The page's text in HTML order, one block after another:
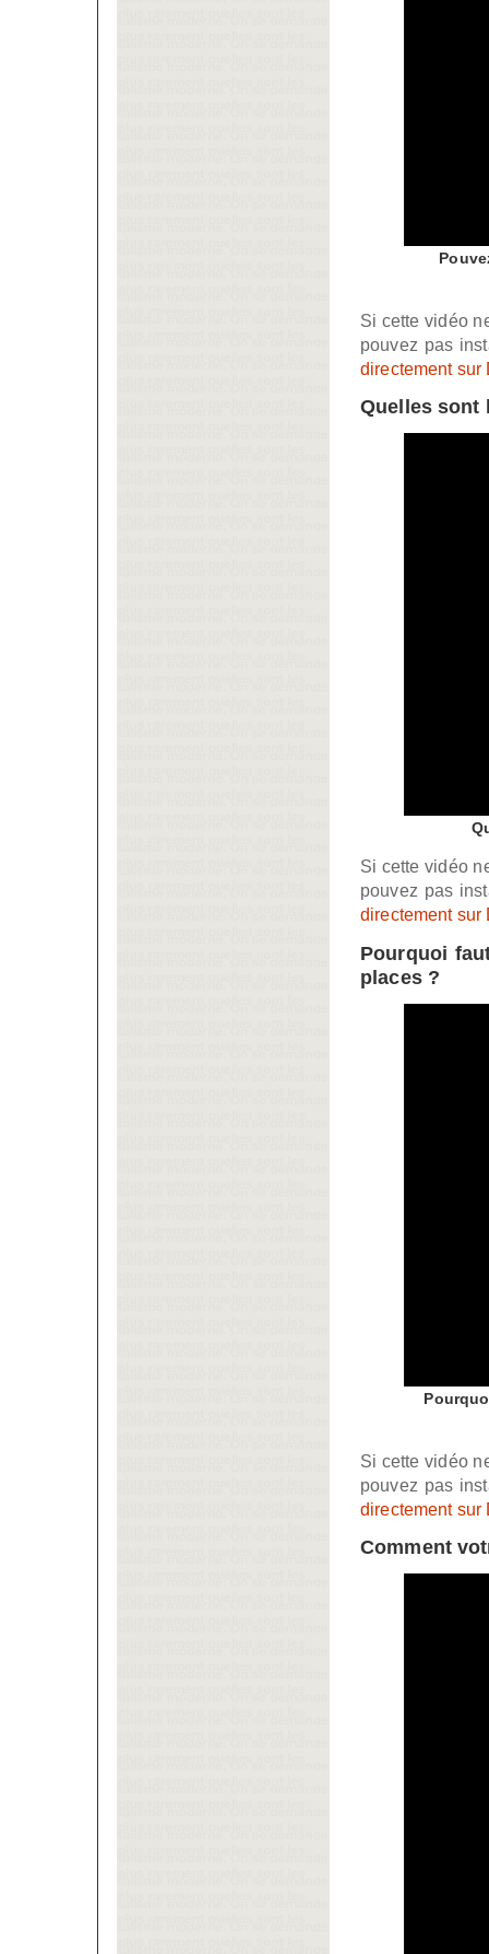
Si cette vidéo
pouvez pas
directement sur
Quelles sont
Si cette vidéo
pouvez pas
directement sur
Pourquoi
places ?
Si cette vidéo
pouvez pas
directement sur
Comment